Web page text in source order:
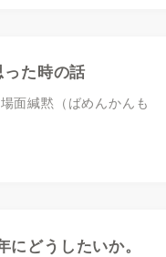
った時の話
面緘黙（ばめんかんも
どうしたいか。